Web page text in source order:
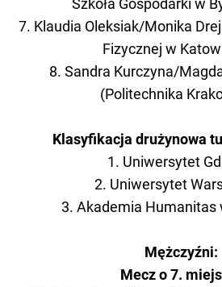
7. Klaudia Oleksiak/Monika
Fizycznej w
8. Sandra Kurczyna/
(Politechnika
Klasyfikacja drużynowa
1. Uniwersytet
2. Uniwersytet
3. Akademia Humanitas
Mężczyźni:
Mecz o 7.